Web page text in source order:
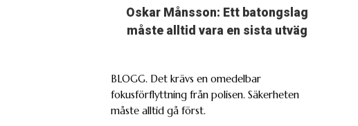
Oskar Månsson: Ett batongslag
måste alltid vara en sista utväg
BLOGG. Det krävs en omedelbar
fokusförflyttning från polisen. Säkerheten
måste alltid gå först.